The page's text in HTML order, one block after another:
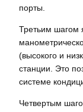
порты.
Третьим шагом
(высокого и
станции. Это
системе
Четвертым